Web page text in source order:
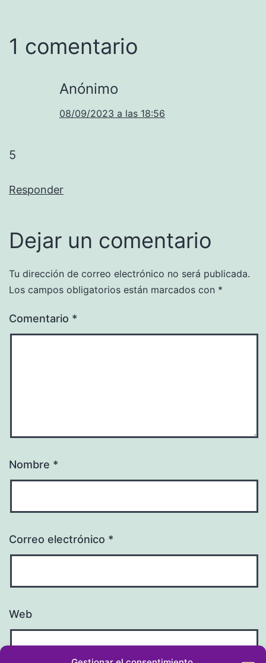
1 comentario
Anónimo
08/09/2023 a las 18:56
5
Responder
Dejar un comentario
Tu dirección de correo electrónico no será publicada.
Los campos obligatorios están marcados con *
Comentario *
Nombre *
Correo electrónico *
Web